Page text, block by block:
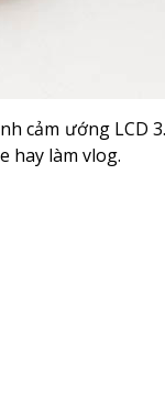
cảm ướng LCD
hay làm vlog.